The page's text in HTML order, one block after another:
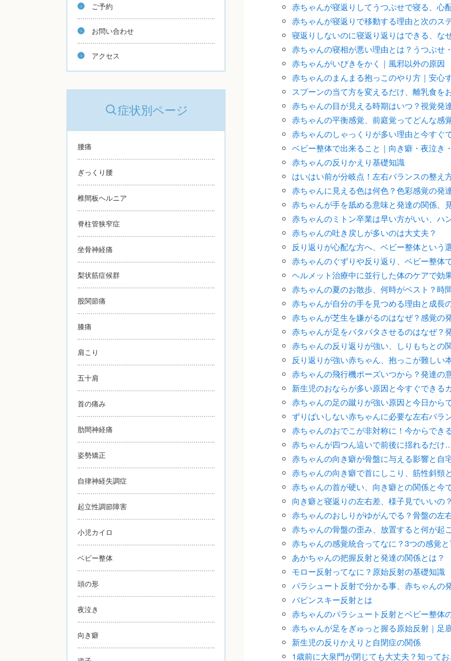
赤ちゃんが寝返りしてうつぶせで寝る、心
赤ちゃんが寝返りで移動する理由と次のス
寝返りしないのに寝返り返りはできる、な
赤ちゃんの寝相が悪い理由とは？うつぶせ
赤ちゃんがいびきをかく｜風邪以外の原因
赤ちゃんのまんまる抱っこのやり方｜安心
スプーンの当て方を変えるだけ、離乳食を
赤ちゃんの目が見える時期はいつ？視覚発
赤ちゃんの平衡感覚、前庭覚ってどんな感
赤ちゃんのしゃっくりが多い理由と今すぐ
ベビー整体で出来ること｜向き癖・夜泣き
赤ちゃんの反りかえり基礎知識
はいはい前が分岐点！左右バランスの整え
赤ちゃんに見える色は何色？色彩感覚の発
赤ちゃんが手を舐める意味と発達の関係、
赤ちゃんのミトン卒業は早い方がいい、ハ
赤ちゃんの吐き戻しが多いのは大丈夫？
反り返りが心配な方へ、ベビー整体という
赤ちゃんのぐずりや反り返り、ベビー整体
ヘルメット治療中に並行した体のケアで効
赤ちゃんの夏のお散歩、何時がベスト？時
赤ちゃんが自分の手を見つめる理由と成長
赤ちゃんが芝生を嫌がるのはなぜ？感覚の
赤ちゃんが足をバタバタさせるのはなぜ？
赤ちゃんの反り返りが強い、しりもちとの
反り返りが強い赤ちゃん、抱っこが難しい
赤ちゃんの飛行機ポーズいつから？発達の
新生児のおならが多い原因と今すぐできる
赤ちゃんの足の蹴りが強い原因と今日から
ずりばいしない赤ちゃんに必要な左右バラ
赤ちゃんのおでこが非対称に！今からでき
赤ちゃんが四つん這いで前後に揺れるだけ
赤ちゃんの向き癖が骨盤に与える影響と自
赤ちゃんの向き癖で首にしこり、筋性斜頸
赤ちゃんの首が硬い、向き癖との関係と今
向き癖と寝返りの左右差、様子見でいいの？
赤ちゃんのおしりがゆがんでる？骨盤の左
赤ちゃんの骨盤の歪み、放置すると何が起
赤ちゃんの感覚統合ってなに？3つの感覚
あかちゃんの把握反射と発達の関係とは？
モロー反射ってなに？原始反射の基礎知識
パラシュート反射で分かる事、赤ちゃんの
バビンスキー反射とは
赤ちゃんのパラシュート反射とベビー整体
赤ちゃんが足をぎゅっと握る原始反射｜足
新生児の反りかえりと自閉症の関係
1歳前に大泉門が閉じても大丈夫？知って
ご予約
お問い合わせ
アクセス
症状別ページ
腰痛
ぎっくり腰
椎間板ヘルニア
脊柱管狭窄症
坐骨神経痛
梨状筋症候群
股関節痛
膝痛
肩こり
五十肩
首の痛み
肋間神経痛
姿勢矯正
自律神経失調症
起立性調節障害
小児カイロ
ベビー整体
頭の形
夜泣き
向き癖